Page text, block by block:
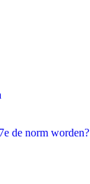
de norm worden?